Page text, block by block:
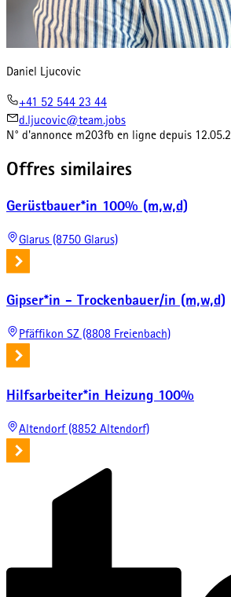
Daniel Ljucovic
+41 52 544 23 44
d.ljucovic@team.jobs
N° d'annonce m203fb en ligne depuis
Offres similaires
Gerüstbauer*in 100% (m,w,d)
Glarus (8750 Glarus)
Gipser*in - Trockenbauer/in (m,w,d)
Pfäffikon SZ (8808 Freienbach)
Hilfsarbeiter*in Heizung 100%
Altendorf (8852 Altendorf)